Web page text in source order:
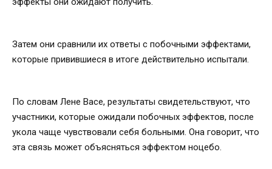
Затем они сравнили их ответы с побочными эффектами,
которые привившиеся в итоге действительно испытали.
По словам Лене Васе, результаты свидетельствуют, что
участники, которые ожидали побочных эффектов, после
укола чаще чувствовали себя больными. Она говорит, что
эта связь может объясняться эффектом ноцебо.